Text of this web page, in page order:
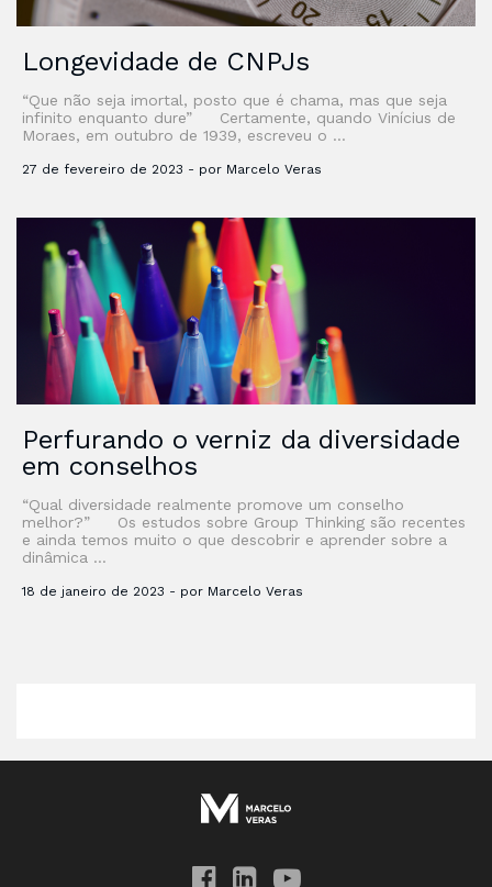
Longevidade de CNPJs
“Que não seja imortal, posto que é chama, mas que seja
infinito enquanto dure” Certamente, quando Vinícius de
Moraes, em outubro de 1939, escreveu o …
27 de fevereiro de 2023 - por Marcelo Veras
Perfurando o verniz da diversidade
em conselhos
“Qual diversidade realmente promove um conselho
melhor?” Os estudos sobre Group Thinking são recentes
e ainda temos muito o que descobrir e aprender sobre a
dinâmica …
18 de janeiro de 2023 - por Marcelo Veras